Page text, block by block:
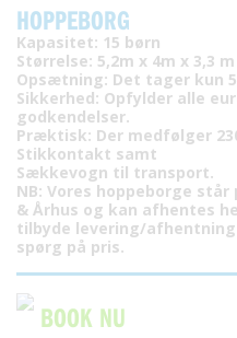
HOPPEBORG
Kapasitet: 15 børn
Størrelse: 5,2m x 4m x 3,3 m
Opsætning: Det tager kun
Sikkerhed: Opfylder alle
godkendelser.
Præktisk: Der medfølger
Stikkontakt samt
Sækkevogn til transport.
NB: Vores hoppeborge står
& Århus og kan afhentes
tilbyde levering/
spørg på pris.
BOOK NU